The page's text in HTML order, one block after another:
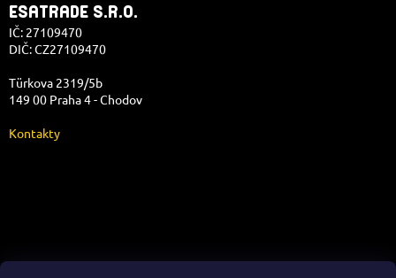
ESATRADE S.R.O.
IČ: 27109470
DIČ: CZ27109470
Türkova 2319/5b
149 00 Praha 4 - Chodov
Kontakty